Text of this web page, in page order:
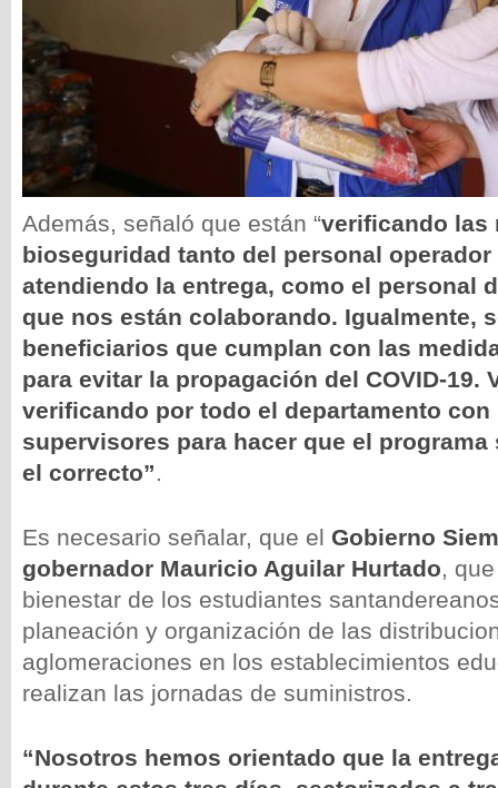
Además, señaló que están “verificando las
bioseguridad tanto del personal operador
atendiendo la entrega, como el personal
que nos están colaborando. Igualmente,
beneficiarios que cumplan con las
para evitar la propagación del COVID-19.
verificando por todo el departamento
supervisores para hacer que el programa
el correcto”.
Es necesario señalar, que el Gobierno
gobernador Mauricio Aguilar Hurtado,
bienestar de los estudiantes
planeación y organización de las
aglomeraciones en los establecimientos
realizan las jornadas de suministros.
“Nosotros hemos orientado que la